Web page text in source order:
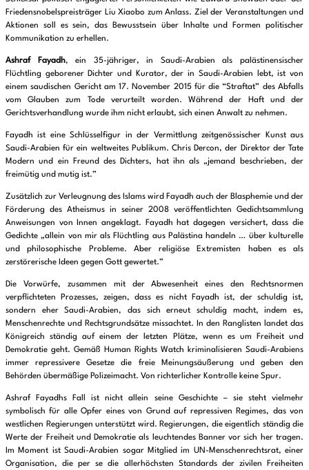
Friedensnobelspreisträger Liu Xiaobo zum Anlass. Ziel der Veranstaltungen und
Aktionen soll es sein, das Bewusstsein über Inhalte und Formen politischer
Kommunikation zu erhellen.
Ashraf Fayadh, ein 35-jähriger, in Saudi-Arabien als palästinensischer
Flüchtling geborener Dichter und Kurator, der in Saudi-Arabien lebt, ist von
einem saudischen Gericht am 17. November 2015 für die “Straftat” des Abfalls
vom Glauben zum Tode verurteilt worden. Während der Haft und der
Gerichtsverhandlung wurde ihm nicht erlaubt, sich einen Anwalt zu nehmen.
Fayadh ist eine Schlüsselfigur in der Vermittlung zeitgenössischer Kunst aus
Saudi-Arabien für ein weltweites Publikum. Chris Dercon, der Direktor der Tate
Modern und ein Freund des Dichters, hat ihn als „jemand beschrieben, der
freimütig und mutig ist.”
Zusätzlich zur Verleugnung des Islams wird Fayadh auch der Blasphemie und der
Förderung des Atheismus in seiner 2008 veröffentlichten Gedichtsammlung
Anweisungen von Innen angeklagt. Fayadh hat dagegen versichert, dass die
Gedichte „allein von mir als Flüchtling aus Palästina handeln … über kulturelle
und philosophische Probleme. Aber religiöse Extremisten haben es als
zerstörerische Ideen gegen Gott gewertet.”
Die Vorwürfe, zusammen mit der Abwesenheit eines den Rechtsnormen
verpflichteten Prozesses, zeigen, dass es nicht Fayadh ist, der schuldig ist,
sondern eher Saudi-Arabien, das sich erneut schuldig macht, indem es,
Menschenrechte und Rechtsgrundsätze missachtet. In den Ranglisten landet das
Königreich ständig auf einem der letzten Plätze, wenn es um Freiheit und
Demokratie geht. Gemäß Human Rights Watch kriminalisieren Saudi-Arabiens
immer repressivere Gesetze die freie Meinungsäußerung und geben den
Behörden übermäßige Polizeimacht. Von richterlicher Kontrolle keine Spur.
Ashraf Fayadhs Fall ist nicht allein seine Geschichte – sie steht vielmehr
symbolisch für alle Opfer eines von Grund auf repressiven Regimes, das von
westlichen Regierungen unterstützt wird. Regierungen, die eigentlich ständig die
Werte der Freiheit und Demokratie als leuchtendes Banner vor sich her tragen.
Im Moment ist Saudi-Arabien sogar Mitglied im UN-Menschenrechtsrat, einer
Organisation, die per se die allerhöchsten Standards der zivilen Freiheiten